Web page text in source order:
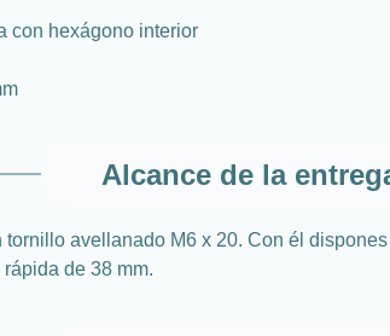
con hexágono interior
Alcance de la
avellanado M6 x 20. Con él
de 38 mm.